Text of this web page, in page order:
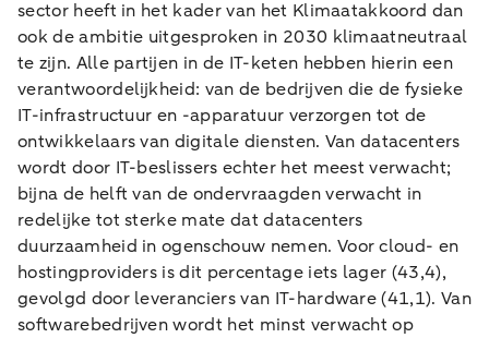
sector heeft in het kader van het Klimaatakkoord dan
ook de ambitie uitgesproken in 2030 klimaatneutraal
te zijn. Alle partijen in de IT-keten hebben hierin een
verantwoordelijkheid: van de bedrijven die de fysieke
IT-infrastructuur en -apparatuur verzorgen tot de
ontwikkelaars van digitale diensten. Van datacenters
wordt door IT-beslissers echter het meest verwacht;
bijna de helft van de ondervraagden verwacht in
redelijke tot sterke mate dat datacenters
duurzaamheid in ogenschouw nemen. Voor cloud- en
hostingproviders is dit percentage iets lager (43,4),
gevolgd door leveranciers van IT-hardware (41,1). Van
softwarebedrijven wordt het minst verwacht op